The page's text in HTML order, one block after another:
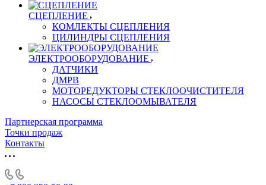
СЦЕПЛЕНИЕ
КОМЛЕКТЫ СЦЕПЛЕНИЯ
ЦИЛИНДРЫ СЦЕПЛЕНИЯ
ЭЛЕКТРООБОРУДОВАНИЕ
ДАТЧИКИ
ДМРВ
МОТОРЕДУКТОРЫ СТЕКЛООЧИСТИТЕЛЯ
НАСОСЫ СТЕКЛООМЫВАТЕЛЯ
Партнерская программа
Точки продаж
Контакты